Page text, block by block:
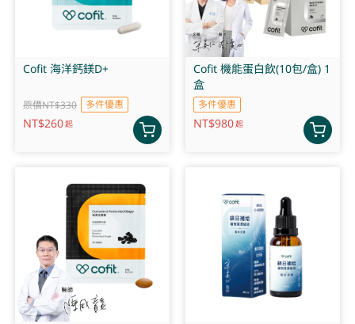
Cofit 海洋鈣鎂D+
原價NT$330 多件優惠
NT$260起
Cofit 機能蛋白飲(10包/盒) 1
盒
多件優惠
NT$980起